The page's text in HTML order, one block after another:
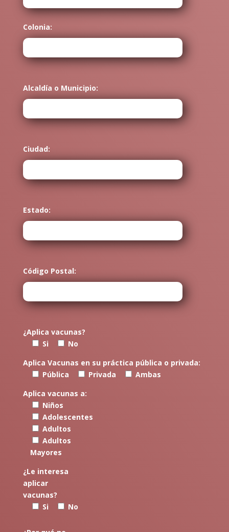
Colonia:
Alcaldía o Municipio:
Ciudad:
Estado:
Código Postal:
¿Aplica vacunas?
Si
No
Aplica Vacunas en su práctica pública o privada:
Pública
Privada
Ambas
Aplica vacunas a:
Niños
Adolescentes
Adultos
Adultos
Mayores
¿Le interesa
aplicar
vacunas?
Si
No